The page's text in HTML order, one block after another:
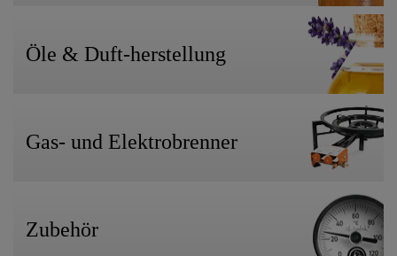
Öle & Duft-herstellung
Gas- und Elektrobrenner
Zubehör